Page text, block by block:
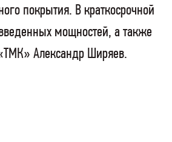
покрытия. В краткосрочной
мощностей, а также
Александр Ширяев.